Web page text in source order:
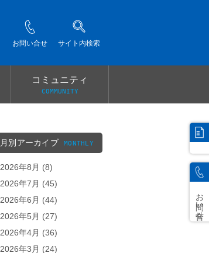
お問い合せ
お問い合せ サイト内検索
コミュニティ
COMMUNITY
月別アーカイブ MONTHLY
2026年8月 (8)
2026年7月 (45)
2026年6月 (44)
2026年5月 (27)
2026年4月 (36)
2026年3月 (24)